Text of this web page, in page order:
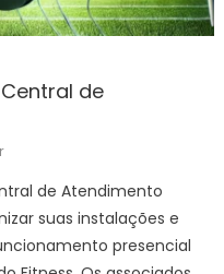
de
de Atendimento
suas instalações e
presencial